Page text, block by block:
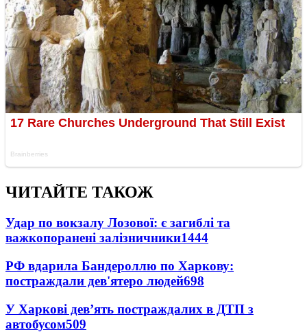
ЧИТАЙТЕ ТАКОЖ
Удар по вокзалу Лозової: є загиблі та
важкопоранені залізничники1444
РФ вдарила Бандероллю по Харкову:
постраждали дев'ятеро людей698
У Харкові дев’ять постраждалих в ДТП з
автобусом509